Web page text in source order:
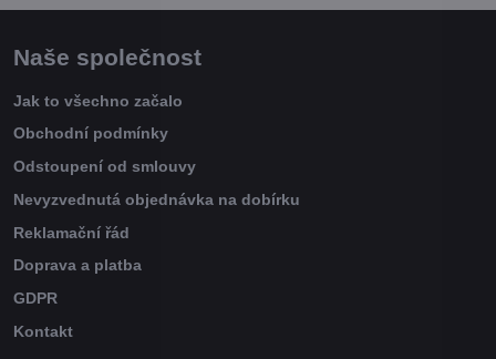
Naše společnost
Jak to všechno začalo
Obchodní podmínky
Odstoupení od smlouvy
Nevyzvednutá objednávka na dobírku
Reklamační řád
Doprava a platba
GDPR
Kontakt